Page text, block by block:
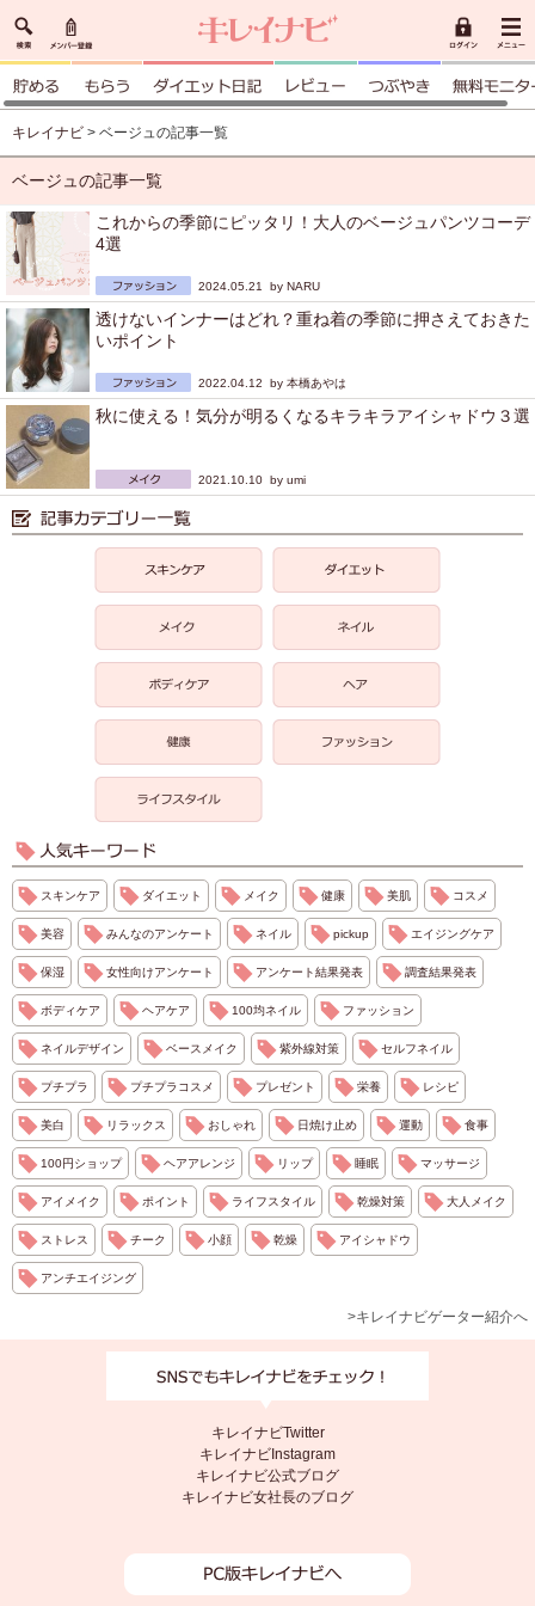
キレイナビ > ベージュの記事一覧
ベージュの記事一覧
これからの季節にピッタリ！大人のベージュパンツコーデ
4選
2024.05.21 by NARU
透けないインナーはどれ？重ね着の季節に押さえておきた
いポイント
2022.04.12 by 本橋あやは
秋に使える！気分が明るくなるキラキラアイシャドウ３選
2021.10.10 by umi
スキンケア ダイエット メイク 健康 美肌 コスメ
美容 みんなのアンケート ネイル pickup エイジングケア
保湿 女性向けアンケート アンケート結果発表 調査結果発表
ボディケア ヘアケア 100均ネイル ファッション
ネイルデザイン ベースメイク 紫外線対策 セルフネイル
プチプラ プチプラコスメ プレゼント 栄養 レシピ
美白 リラックス おしゃれ 日焼け止め 運動 食事
100円ショップ ヘアアレンジ リップ 睡眠 マッサージ
アイメイク ポイント ライフスタイル 乾燥対策 大人メイク
ストレス チーク 小顔 乾燥 アイシャドウ
アンチエイジング
>キレイナビゲーター紹介へ
キレイナビTwitter
キレイナビInstagram
キレイナビ公式ブログ
キレイナビ女社長のブログ